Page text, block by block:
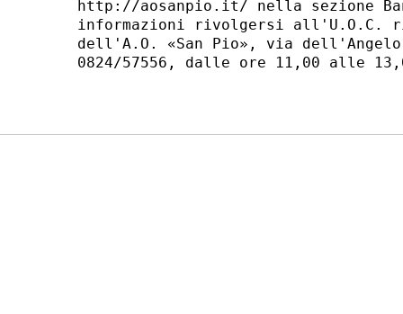
http://aosanpio.it/ nella sezione
informazioni rivolgersi all'U.O.C.
dell'A.O. «San Pio», via
0824/57556, dalle ore 11,00 alle